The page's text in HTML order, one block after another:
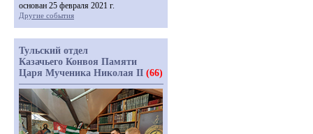
основан 25 февраля 2021 г.
Другие события
Тульский отдел
Казачьего Конвоя Памяти
Царя Мученика Николая II (66)